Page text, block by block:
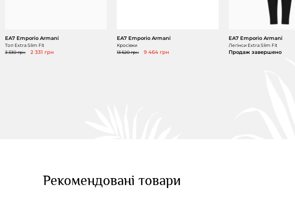
EA7 Emporio Armani
Топ Extra Slim Fit
3 330 грн
2 331 грн
EA7 Emporio Armani
Кросівки
13 520 грн
9 464 грн
EA7 Emporio Armani
Легінси Extra Slim Fit
Продаж завершено
Рекомендовані товари